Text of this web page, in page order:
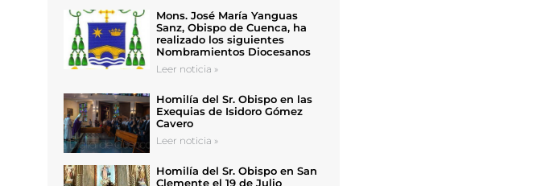
Mons. José María Yanguas
Sanz, Obispo de Cuenca, ha
realizado los siguientes
Nombramientos Diocesanos
Leer noticia »
Homilía del Sr. Obispo en las
Exequias de Isidoro Gómez
Cavero
Leer noticia »
Homilía del Sr. Obispo en San
Clemente el 19 de Julio